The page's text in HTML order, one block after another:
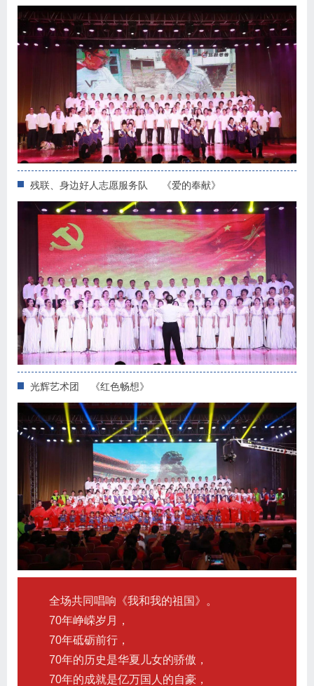
残联、身边好人志愿服务队 《爱的奉献》
光辉艺术团 《红色畅想》
全场共同唱响《我和我的祖国》。
70年峥嵘岁月，
70年砥砺前行，
70年的历史是华夏儿女的骄傲，
70年的成就是亿万国人的自豪，